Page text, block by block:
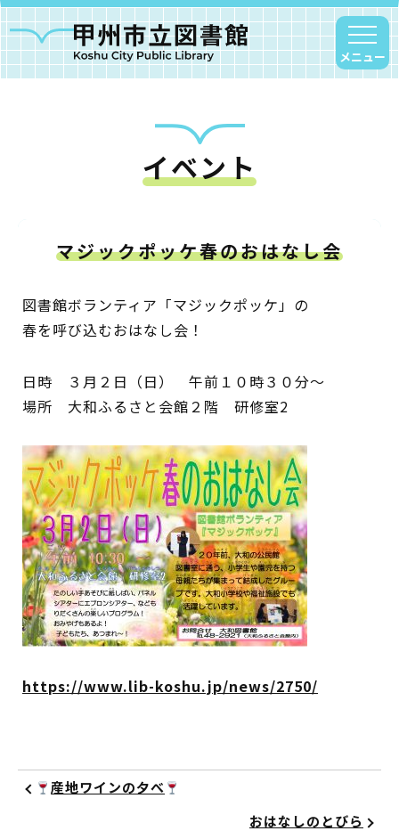
メニュー
イベント
マジックポッケ春のおはなし会
図書館ボランティア「マジックポッケ」の
春を呼び込むおはなし会！
日時 ３月２日（日） 午前１０時３０分～
場所 大和ふるさと会館２階 研修室2
https://www.lib-koshu.jp/news/2750/
産地ワインの夕べ
おはなしのとびら
甲州市図書館について
塩山図書館
甘草屋敷子ども図書館
読書アニマシオン
お知らせ
図書館地図PDF
よくあるご質問
マンガ「雨宮敬二郎」
スポンサー企業
インターネットサービス